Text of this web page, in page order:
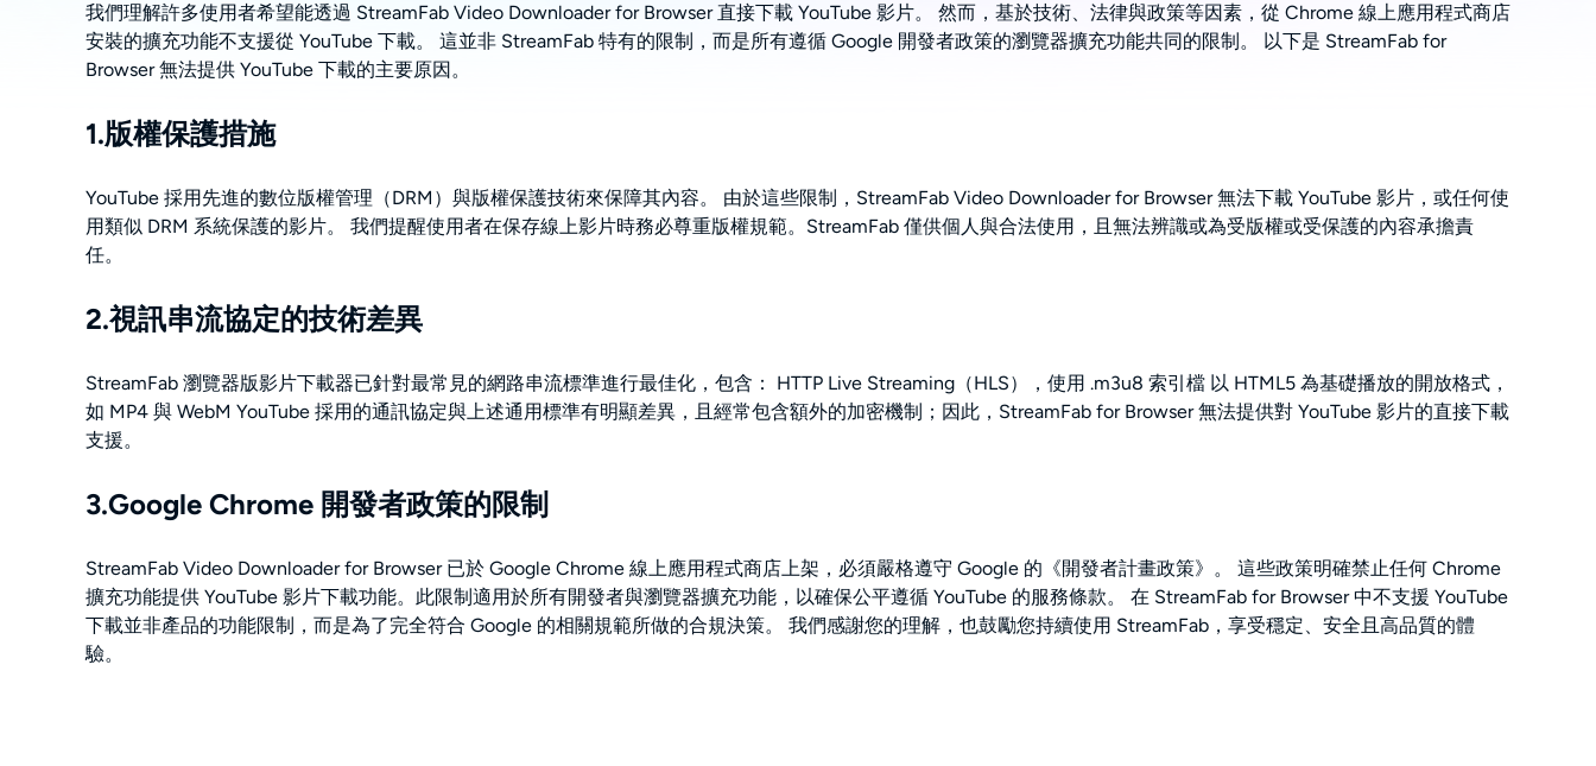
我們理解許多使用者希望能透過 StreamFab Video Downloader for Browser 直接下載 YouTube 影片。 然而，基於技術、法律與政策等因素，從 Chrome 線上應用程式商店
安裝的擴充功能不支援從 YouTube 下載。 這並非 StreamFab 特有的限制，而是所有遵循 Google 開發者政策的瀏覽器擴充功能共同的限制。 以下是 StreamFab for
Browser 無法提供 YouTube 下載的主要原因。
1.版權保護措施
YouTube 採用先進的數位版權管理（DRM）與版權保護技術來保障其內容。 由於這些限制，StreamFab Video Downloader for Browser 無法下載 YouTube 影片，或任何使
用類似 DRM 系統保護的影片。 我們提醒使用者在保存線上影片時務必尊重版權規範。StreamFab 僅供個人與合法使用，且無法辨識或為受版權或受保護的內容承擔責
任。
2.視訊串流協定的技術差異
StreamFab 瀏覽器版影片下載器已針對最常見的網路串流標準進行最佳化，包含： HTTP Live Streaming（HLS），使用 .m3u8 索引檔 以 HTML5 為基礎播放的開放格式，
如 MP4 與 WebM YouTube 採用的通訊協定與上述通用標準有明顯差異，且經常包含額外的加密機制；因此，StreamFab for Browser 無法提供對 YouTube 影片的直接下載
支援。
3.Google Chrome 開發者政策的限制
StreamFab Video Downloader for Browser 已於 Google Chrome 線上應用程式商店上架，必須嚴格遵守 Google 的《開發者計畫政策》。 這些政策明確禁止任何 Chrome
擴充功能提供 YouTube 影片下載功能。此限制適用於所有開發者與瀏覽器擴充功能，以確保公平遵循 YouTube 的服務條款。 在 StreamFab for Browser 中不支援 YouTube
下載並非產品的功能限制，而是為了完全符合 Google 的相關規範所做的合規決策。 我們感謝您的理解，也鼓勵您持續使用 StreamFab，享受穩定、安全且高品質的體
驗。